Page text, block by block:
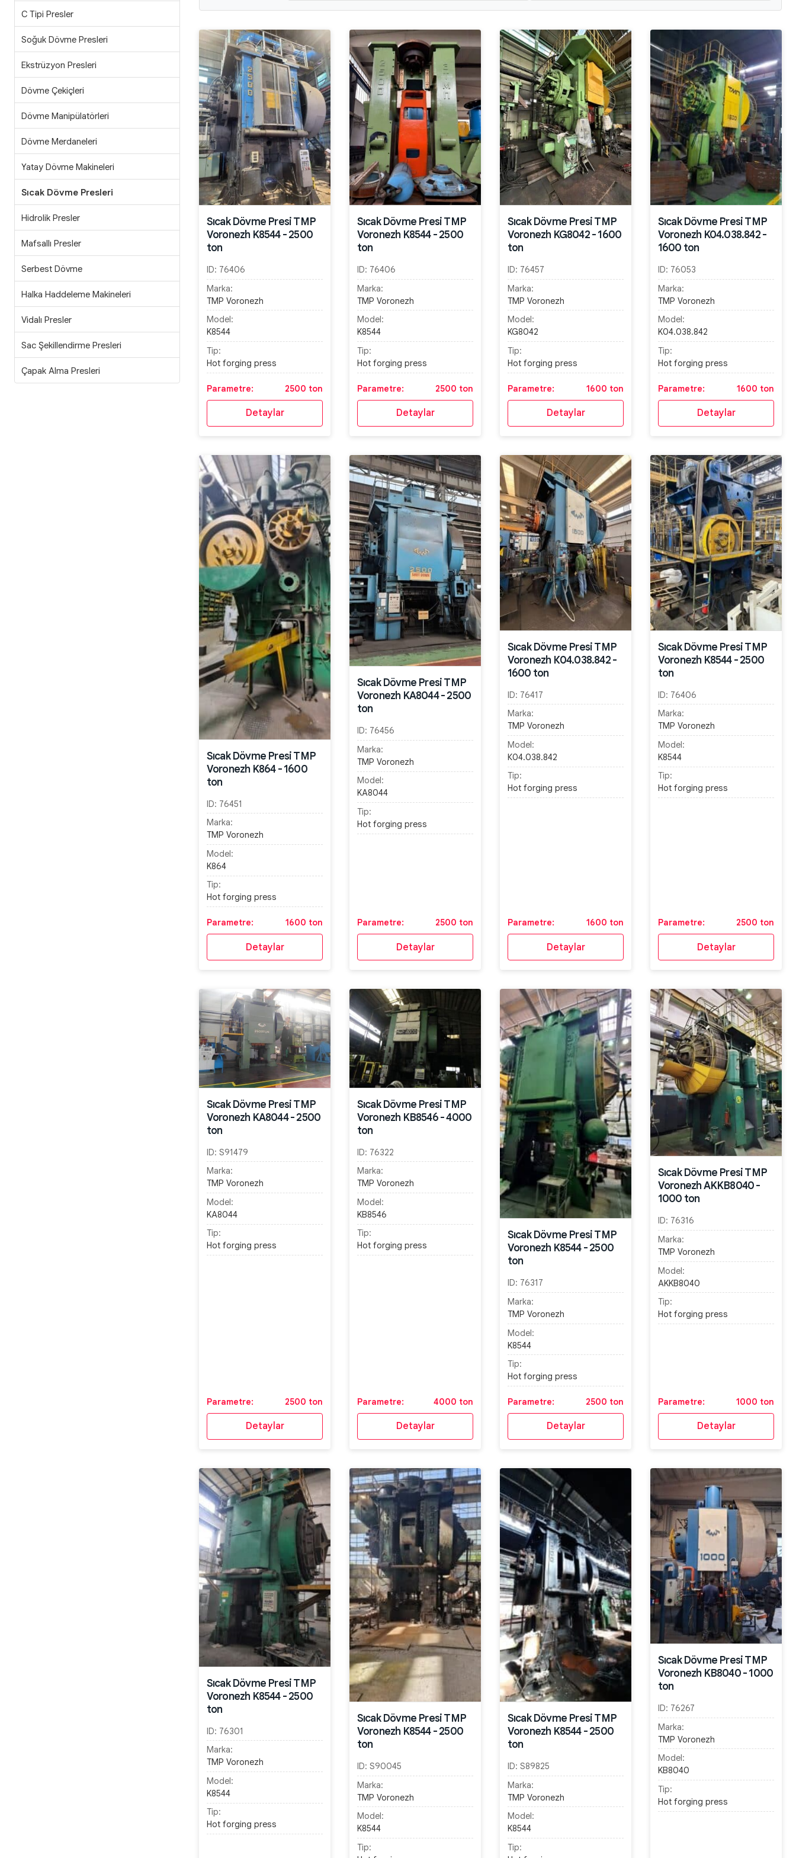
C Tipi Presler
Soğuk Dövme Presleri
Ekstrüzyon Presleri
Dövme Çekiçleri
Dövme Manipülatörleri
Dövme Merdaneleri
Yatay Dövme Makineleri
Sıcak Dövme Presleri
Hidrolik Presler
Mafsallı Presler
Serbest Dövme
Halka Haddeleme Makineleri
Vidalı Presler
Sac Şekillendirme Presleri
Çapak Alma Presleri
Sıcak Dövme Presi TMP
Voronezh K8544 - 2500
ton
ID: 76406
Marka:
TMP Voronezh
Model:
K8544
Tip:
Hot forging press
Parametre: 2500 ton
Detaylar
Sıcak Dövme Presi TMP
Voronezh K8544 - 2500
ton
ID: 76406
Marka:
TMP Voronezh
Model:
K8544
Tip:
Hot forging press
Parametre: 2500 ton
Detaylar
Sıcak Dövme Presi TMP
Voronezh KG8042 - 1600
ton
ID: 76457
Marka:
TMP Voronezh
Model:
KG8042
Tip:
Hot forging press
Parametre: 1600 ton
Detaylar
Sıcak Dövme Presi TMP
Voronezh K04.038.842 -
1600 ton
ID: 76053
Marka:
TMP Voronezh
Model:
K04.038.842
Tip:
Hot forging press
Parametre: 1600 ton
Detaylar
Sıcak Dövme Presi TMP
Voronezh K864 - 1600
ton
ID: 76451
Marka:
TMP Voronezh
Model:
K864
Tip:
Hot forging press
Parametre: 1600 ton
Detaylar
Sıcak Dövme Presi TMP
Voronezh KA8044 - 2500
ton
ID: 76456
Marka:
TMP Voronezh
Model:
KA8044
Tip:
Hot forging press
Parametre: 2500 ton
Detaylar
Sıcak Dövme Presi TMP
Voronezh К04.038.842 -
1600 ton
ID: 76417
Marka:
TMP Voronezh
Model:
К04.038.842
Tip:
Hot forging press
Parametre: 1600 ton
Detaylar
Sıcak Dövme Presi TMP
Voronezh K8544 - 2500
ton
ID: 76406
Marka:
TMP Voronezh
Model:
K8544
Tip:
Hot forging press
Parametre: 2500 ton
Detaylar
Sıcak Dövme Presi TMP
Voronezh KA8044 - 2500
ton
ID: S91479
Marka:
TMP Voronezh
Model:
KA8044
Tip:
Hot forging press
Parametre: 2500 ton
Detaylar
Sıcak Dövme Presi TMP
Voronezh KB8546 - 4000
ton
ID: 76322
Marka:
TMP Voronezh
Model:
KB8546
Tip:
Hot forging press
Parametre: 4000 ton
Detaylar
Sıcak Dövme Presi TMP
Voronezh K8544 - 2500
ton
ID: 76317
Marka:
TMP Voronezh
Model:
K8544
Tip:
Hot forging press
Parametre: 2500 ton
Detaylar
Sıcak Dövme Presi TMP
Voronezh AKKB8040 -
1000 ton
ID: 76316
Marka:
TMP Voronezh
Model:
AKKB8040
Tip:
Hot forging press
Parametre: 1000 ton
Detaylar
Sıcak Dövme Presi TMP
Voronezh K8544 - 2500
ton
ID: 76301
Marka:
TMP Voronezh
Model:
K8544
Tip:
Hot forging press
Sıcak Dövme Presi TMP
Voronezh K8544 - 2500
ton
ID: S90045
Marka:
TMP Voronezh
Model:
K8544
Tip:
Sıcak Dövme Presi TMP
Voronezh K8544 - 2500
ton
ID: S89825
Marka:
TMP Voronezh
Model:
K8544
Tip:
Sıcak Dövme Presi TMP
Voronezh KB8040 - 1000
ton
ID: 76267
Marka:
TMP Voronezh
Model:
KB8040
Tip:
Hot forging press